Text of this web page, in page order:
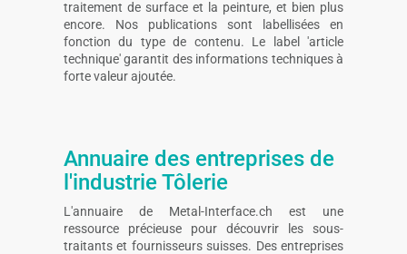
traitement de surface et la peinture, et bien plus
encore. Nos publications sont labellisées en
fonction du type de contenu. Le label 'article
technique' garantit des informations techniques à
forte valeur ajoutée.
Annuaire des entreprises de
l'industrie Tôlerie
L'annuaire de Metal-Interface.ch est une
ressource précieuse pour découvrir les sous-
traitants et fournisseurs suisses. Des entreprises